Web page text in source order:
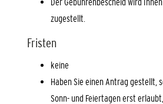
zugestellt.
Fristen
keine
Haben Sie einen Antrag gestellt,
Sonn- und Feiertagen erst